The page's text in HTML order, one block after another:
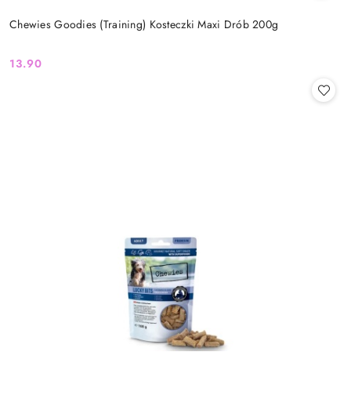
Chewies Goodies (Training) Kosteczki Maxi Drób 200g
Cena:
13.90